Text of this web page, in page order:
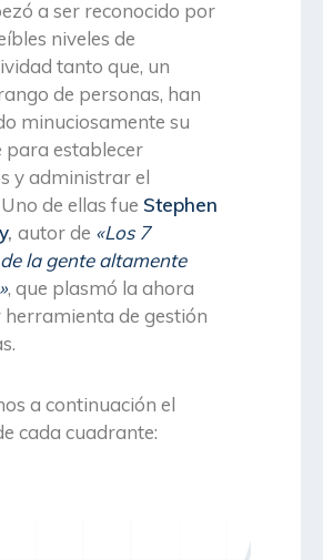
a ser reconocido por
niveles de
tanto que, un
de personas, han
minuciosamente su
para establecer
y administrar el
de ellas fue Stephen
, autor de «Los 7
la gente altamente
, que plasmó la ahora
de gestión
a continuación el
cada cuadrante: